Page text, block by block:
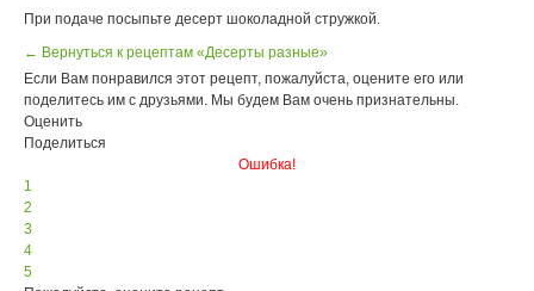
При подаче посыпьте десерт шоколадной стружкой.
← Вернуться к рецептам «Десерты разные»
Если Вам понравился этот рецепт, пожалуйста, оцените его или
поделитесь им с друзьями. Мы будем Вам очень признательны.
Оценить
Поделиться
Ошибка!
1
2
3
4
5